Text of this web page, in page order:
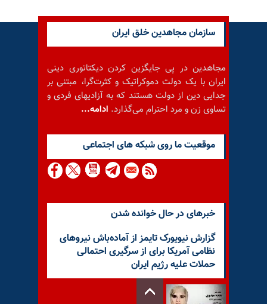
سازمان مجاهدین خلق ایران
مجاهدین در پی جایگزین کردن دیکتاتوری دینی
ایران با یک دولت دموکراتیک و کثرت‌گرا، مبتنی بر
جدایی دین از دولت هستند که به آزادیهای فردی و
تساوی زن و مرد احترام می‌گذارد. ادامه...
موقعيت ما روى شبكه هاى اجتماعى
خبرهای در حال خوانده شدن
گزارش نیویورک تایمز از آماده‌باش نیروهای
نظامی آمریکا برای از سرگیری احتمالی
حملات علیه رژیم ایران